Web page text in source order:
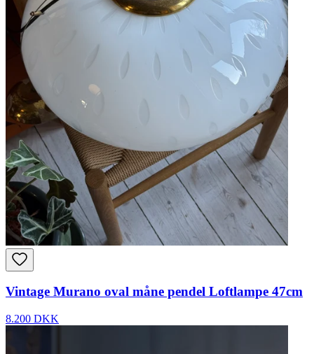
Vintage Murano oval måne pendel Loftlampe 47cm
8.200 DKK